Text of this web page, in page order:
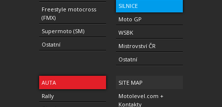
Freestyle motocross
(FMX)
Supermoto (SM)
Ostatní
SILNICE
Moto GP
WSBK
Mistrovství ČR
Ostatní
AUTA
Rally
SITE MAP
Motolevel.com +
Kontakty